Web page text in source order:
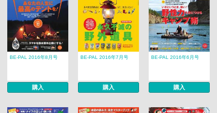
BE-PAL 2016年8月号
購入
BE-PAL 2016年7月号
購入
BE-PAL 2016年6月号
購入